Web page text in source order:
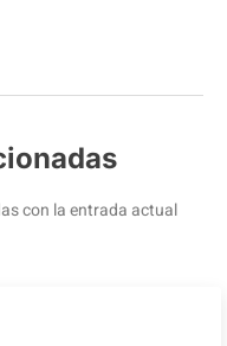
con la entrada actual